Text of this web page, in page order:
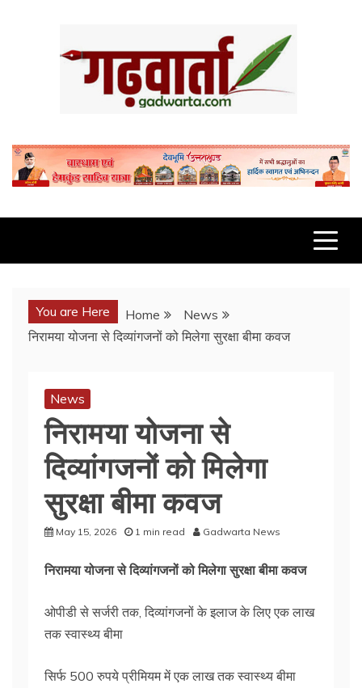
You are Here Home
News
निरामया योजना से दिव्यांगजनों को मिलेगा सुरक्षा बीमा कवज
News
निरामया योजना से
दिव्यांगजनों को मिलेगा
सुरक्षा बीमा कवज
May 15, 2026 1 min read Gadwarta News
निरामया योजना से दिव्यांगजनों को मिलेगा सुरक्षा बीमा कवज
ओपीडी से सर्जरी तक, दिव्यांगजनों के इलाज के लिए एक लाख
तक स्वास्थ्य बीमा
सिर्फ 500 रुपये प्रीमियम में एक लाख तक स्वास्थ्य बीमा